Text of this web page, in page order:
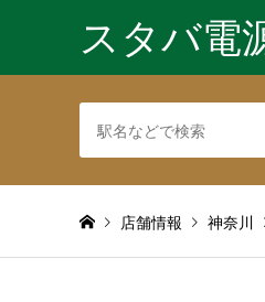
スタバ電
店舗情報 神奈川